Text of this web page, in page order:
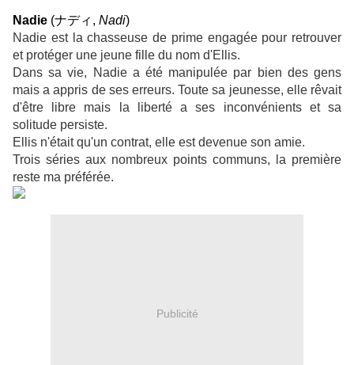
Nadie (ナディ , Nadi)
Nadie est la chasseuse de prime engagée pour retrouver
et protéger une jeune fille du nom d'Ellis.
Dans sa vie, Nadie a été manipulée par bien des gens
mais a appris de ses erreurs. Toute sa jeunesse, elle rêvait
d'être libre mais la liberté a ses inconvénients et sa
solitude persiste.
Ellis n'était qu'un contrat, elle est devenue son amie.
Trois séries aux nombreux points communs, la première
reste ma préférée.
Publicité